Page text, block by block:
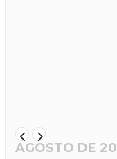
AGOSTO DE